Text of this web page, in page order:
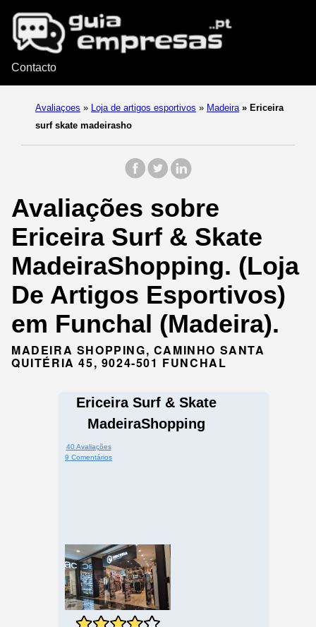
Contacto
Avaliaçoes » Loja de artigos esportivos » Madeira » Ericeira
surf skate madeirasho
Avaliações sobre
Ericeira Surf & Skate
MadeiraShopping. (Loja
De Artigos Esportivos)
em Funchal (Madeira).
MADEIRA SHOPPING, CAMINHO SANTA
QUITÉRIA 45, 9024-501 FUNCHAL
Ericeira Surf & Skate
MadeiraShopping
40 Avaliações
9 Comentários